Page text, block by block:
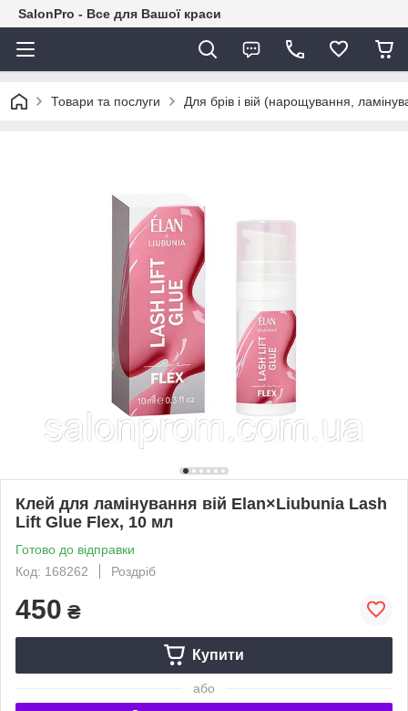
SalonPro - Все для Вашої краси
Товари та послуги Для брів і вій (нарощування,
Клей для ламінування вій Elan×Liubunia Lash
Lift Glue Flex, 10 мл
Готово до відправки
Код: 168262
Роздріб
450 ₴
Купити
або